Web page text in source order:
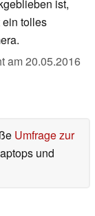
ist,
ein tolles
am20.05.2016
Umfrage zur
und